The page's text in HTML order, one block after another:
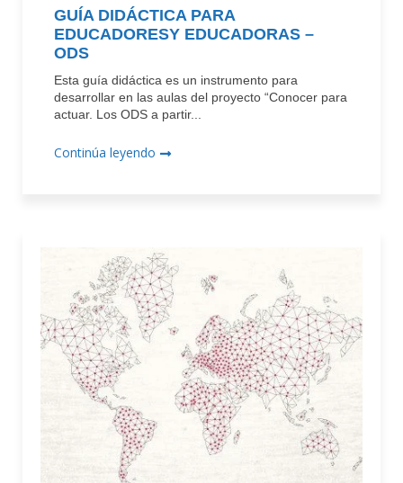
GUÍA DIDÁCTICA PARA
EDUCADORESY EDUCADORAS –
ODS
Esta guía didáctica es un instrumento para
desarrollar en las aulas del proyecto “Conocer para
actuar. Los ODS a partir...
Continúa leyendo